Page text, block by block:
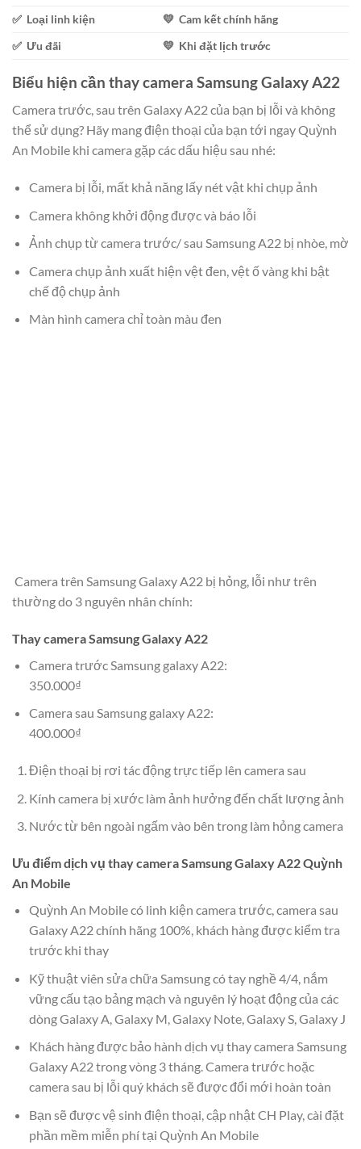
✅ Loại linh kiện
💛 Cam kết chính hãng
✅ Ưu đãi
💛 Khi đặt lịch trước
Biểu hiện cần thay camera Samsung Galaxy A22
Camera trước, sau trên Galaxy A22 của bạn bị lỗi và không
thể sử dụng? Hãy mang điện thoại của bạn tới ngay Quỳnh
An Mobile khi camera gặp các dấu hiệu sau nhé:
Camera bị lỗi, mất khả năng lấy nét vật khi chụp ảnh
Camera không khởi động được và báo lỗi
Ảnh chụp từ camera trước/ sau Samsung A22 bị nhòe, mờ
Camera chụp ảnh xuất hiện vệt đen, vệt ố vàng khi bật
chế độ chụp ảnh
Màn hình camera chỉ toàn màu đen
Camera trên Samsung Galaxy A22 bị hỏng, lỗi như trên
thường do 3 nguyên nhân chính:
Thay camera Samsung Galaxy A22
Camera trước Samsung galaxy A22:
350.000₫
Camera sau Samsung galaxy A22:
400.000₫
Điện thoại bị rơi tác động trực tiếp lên camera sau
Kính camera bị xước làm ảnh hưởng đến chất lượng ảnh
Nước từ bên ngoài ngấm vào bên trong làm hỏng camera
Ưu điểm dịch vụ thay camera Samsung Galaxy A22 Quỳnh
An Mobile
Quỳnh An Mobile có linh kiện camera trước, camera sau
Galaxy A22 chính hãng 100%, khách hàng được kiểm tra
trước khi thay
Kỹ thuật viên sửa chữa Samsung có tay nghề 4/4, nắm
vững cấu tạo bảng mạch và nguyên lý hoạt động của các
dòng Galaxy A, Galaxy M, Galaxy Note, Galaxy S, Galaxy J
Khách hàng được bảo hành dịch vụ thay camera Samsung
Galaxy A22 trong vòng 3 tháng. Camera trước hoặc
camera sau bị lỗi quý khách sẽ được đổi mới hoàn toàn
Bạn sẽ được vệ sinh điện thoại, cập nhật CH Play, cài đặt
phần mềm miễn phí tại Quỳnh An Mobile